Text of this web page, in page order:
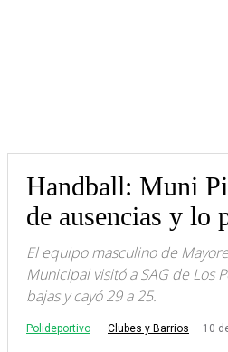
Handball: Muni
de ausencias y lo
El equipo masculino de
Municipal visitó a SAG de Los
bajas y cayó 29 a 25.
Polideportivo Clubes y Barrios 10